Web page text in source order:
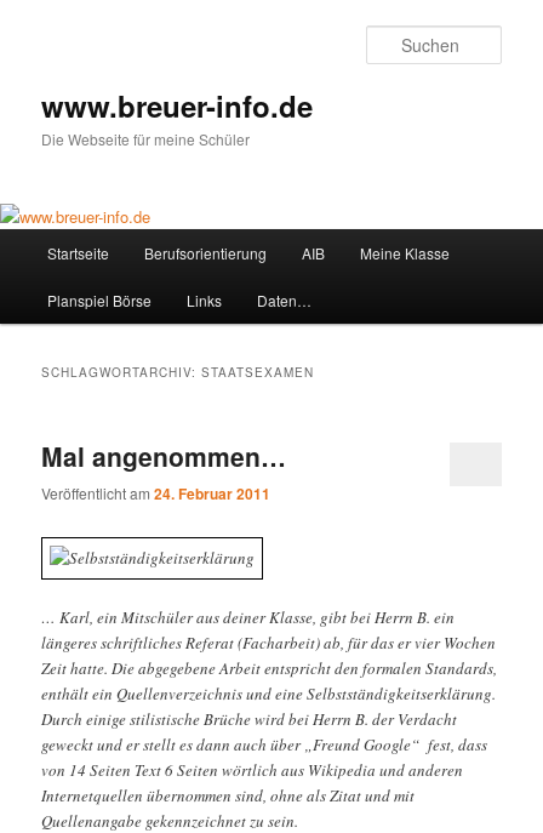
www.breuer-info.de
Die Webseite für meine Schüler
Startseite Berufsorientierung AIB Meine Klasse
Planspiel Börse Links Daten…
SCHLAGWORTARCHIV:STAATSEXAMEN
Mal angenommen…
Veröffentlicht am24. Februar 2011
… Karl, ein Mitschüler aus deiner Klasse, gibt bei Herrn B. ein
längeres schriftliches Referat (Facharbeit) ab, für das er vier Wochen
Zeit hatte. Die abgegebene Arbeit entspricht den formalen Standards,
enthält ein Quellenverzeichnis und eine Selbstständigkeitserklärung.
Durch einige stilistische Brüche wird bei Herrn B. der Verdacht
geweckt und er stellt es dann auch über „Freund Google“ fest, dass
von 14 Seiten Text 6 Seiten wörtlich aus Wikipedia und anderen
Internetquellen übernommen sind, ohne als Zitat und mit
Quellenangabe gekennzeichnet zu sein.